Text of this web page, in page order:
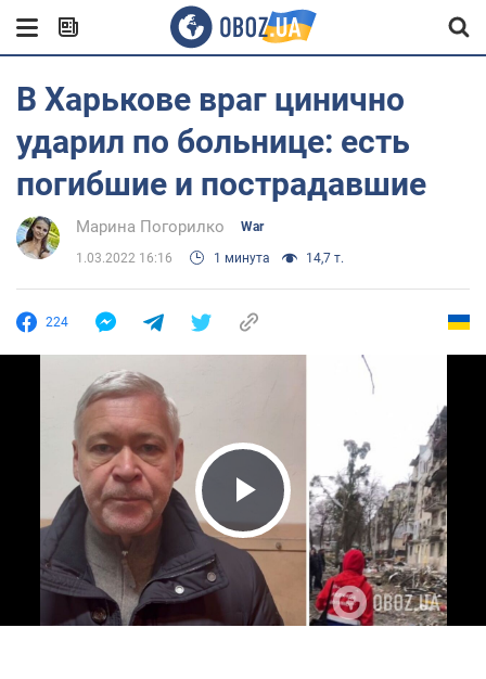
В Харькове враг цинично
ударил по больнице: есть
погибшие и пострадавшие
Марина Погорилко War
1.03.2022 16:16 1 минута 14,7 т.
224
Play Video